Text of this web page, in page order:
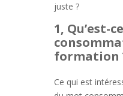
juste ?
1, Qu’est-
formation
Ce qui est